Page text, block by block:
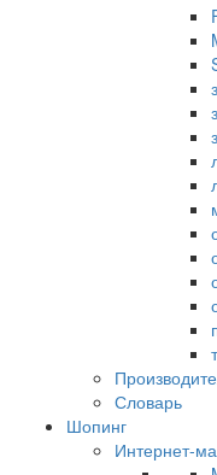
Словарь
Шопинг
Интернет-